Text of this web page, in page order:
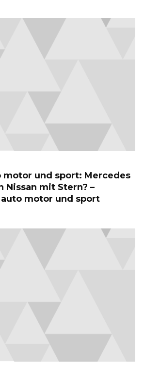
motor und sport: Mercedes
Nissan mit Stern? –
motor und sport